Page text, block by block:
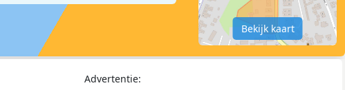
Bekijk kaart
Advertentie: